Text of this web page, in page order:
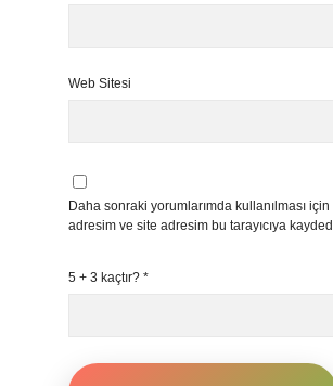
Web Sitesi
Daha sonraki yorumlarımda kullanılması
adresim ve site adresim bu tarayıcıya
5 + 3 kaçtır? *